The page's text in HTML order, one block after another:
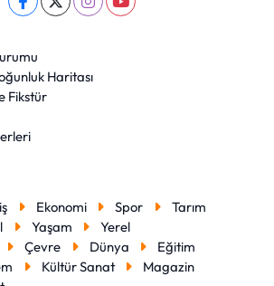
Haritası
Fikstür
Ekonomi Spor
Tarım
Yaşam
Yerel
Çevre Dünya
Eğitim
Kültür Sanat
Magazin